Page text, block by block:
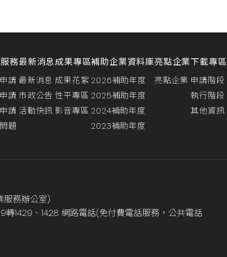
務
請
請
請
題
最新消息
最新消息
市政公告
活動快訊
成果專區
成果花絮
性平專區
影音專區
補助企業資料庫
2026補助年度
2025補助年度
2024補助年度
2023補助年度
亮點企業
亮點企業
下載專區
申請階段
執行階段
其他資訊
服務辦公室)
1429、1428 網路電話(免付費電話服務，公共電話